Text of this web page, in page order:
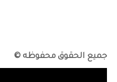
جميع الحقوق محفوظه ©